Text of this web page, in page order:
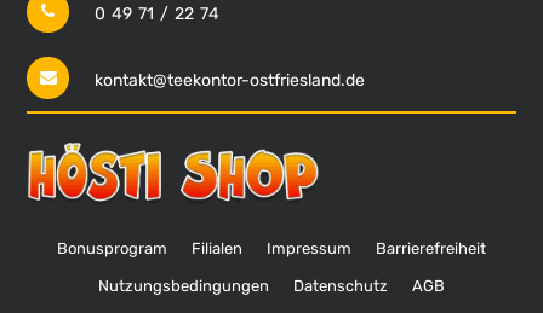
0 49 71 / 22 74
kontakt@teekontor-ostfriesland.de
Bonusprogram Filialen Impressum Barrierefreiheit
Nutzungsbedingungen Datenschutz AGB